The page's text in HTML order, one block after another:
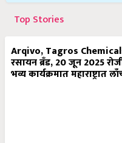
Top Stories
Arqivo, Tagros
रसायन ब्रँड, 20 जून 2025
भव्य कार्यक्रमात